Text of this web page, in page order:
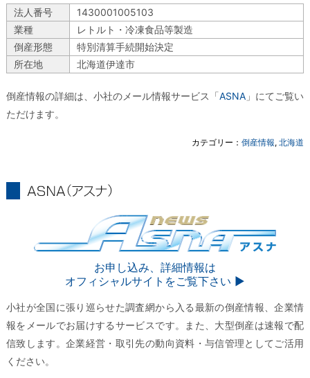
法人番号
1430001005103
業種
レトルト・冷凍食品等製造
倒産形態
特別清算手続開始決定
所在地
北海道伊達市
倒産情報の詳細は、小社のメール情報サービス「ASNA 」にてご覧い
ただけます。
カテゴリー：倒産情報,北海道
お申し込み、詳細情報は
オフィシャルサイトをご覧下さい ▶︎
小社が全国に張り巡らせた調査網から入る最新の倒産情報、企業情
報をメールでお届けするサービスです。また、大型倒産は速報で配
信致します。企業経営・取引先の動向資料・与信管理としてご活用
ください。